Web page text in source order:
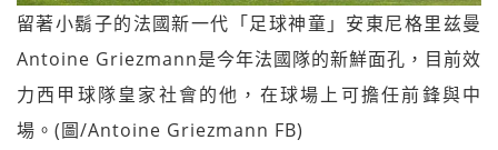
留著小鬍子的法國新一代「足球神童」安東尼格里兹曼
Antoine Griezmann是今年法國隊的新鮮面孔，目前效
力西甲球隊皇家社會的他，在球場上可擔任前鋒與中
場。(圖/Antoine Griezmann FB)